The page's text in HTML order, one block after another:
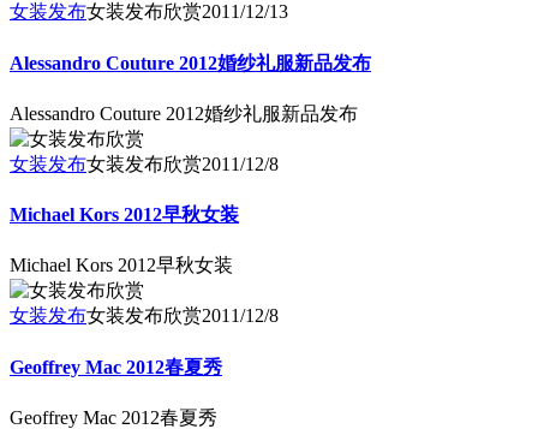
女装发布女装发布欣赏2011/12/13
Alessandro Couture 2012婚纱礼服新品发布
Alessandro Couture 2012婚纱礼服新品发布
女装发布女装发布欣赏2011/12/8
Michael Kors 2012早秋女装
Michael Kors 2012早秋女装
女装发布女装发布欣赏2011/12/8
Geoffrey Mac 2012春夏秀
Geoffrey Mac 2012春夏秀